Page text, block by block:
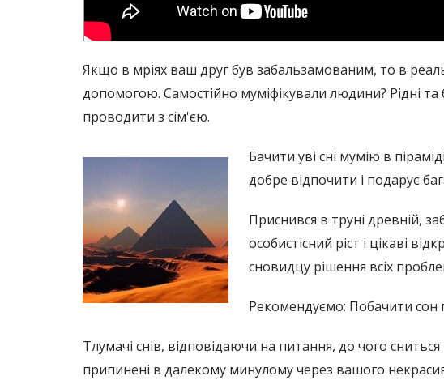
Якщо в мріях ваш друг був забальзамованим, то в
допомогою. Самостійно муміфікували людини? Рідні
проводити з сім'єю.
Бачити уві сні мумію в
добре відпочити і подарує
Приснився в труні древній,
особистісний ріст і цікаві
сновидцу рішення всіх
Рекомендуємо: Побачити сон
Тлумачі снів, відповідаючи на питання, до чого
припинені в далекому минулому через вашого